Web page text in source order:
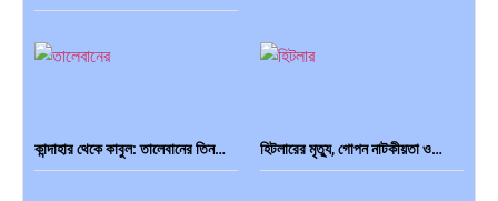
কান্দাহার থেকে কাবুল: তালেবানের তিন… হিটলারের মৃত্যু, গোপন নাটকীয়তা ও…